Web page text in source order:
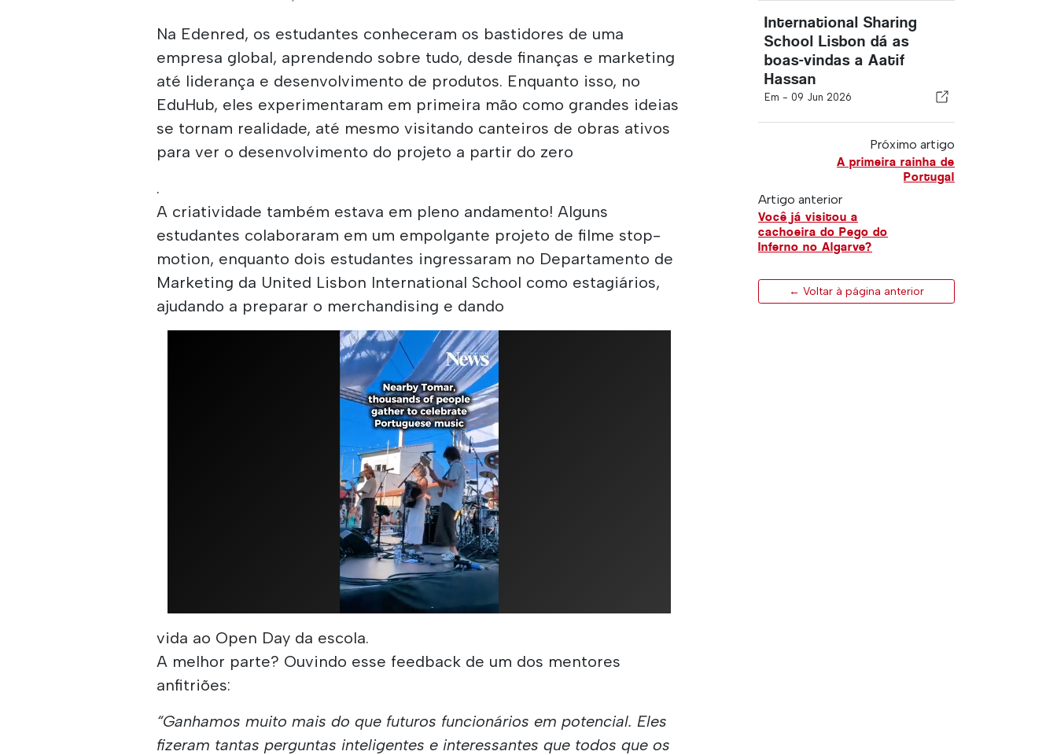
Na Edenred, os estudantes conheceram os bastidores de uma
empresa global, aprendendo sobre tudo, desde finanças e marketing
até liderança e desenvolvimento de produtos. Enquanto isso, no
EduHub, eles experimentaram em primeira mão como grandes ideias
se tornam realidade, até mesmo visitando canteiros de obras ativos
para ver o desenvolvimento do projeto a partir do zero
.
A criatividade também estava em pleno andamento! Alguns
estudantes colaboraram em um empolgante projeto de filme stop-
motion, enquanto dois estudantes ingressaram no Departamento de
Marketing da United Lisbon International School como estagiários,
ajudando a preparar o merchandising e dando
vida ao Open Day da escola.
A melhor parte? Ouvindo esse feedback de um dos mentores
anfitriões:
“Ganhamos muito mais do que futuros funcionários em potencial. Eles
fizeram tantas perguntas inteligentes e interessantes que todos que os
International Sharing
School Lisbon dá as
boas-vindas a Aatif
Hassan
Em - 09 Jun 2026
Próximo artigo
A primeira rainha de
Portugal
Artigo anterior
Você já visitou a
cachoeira do Pego do
Inferno no Algarve?
← Voltar à página anterior